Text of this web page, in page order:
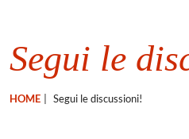
Segui le
HOME Segui le discussioni!